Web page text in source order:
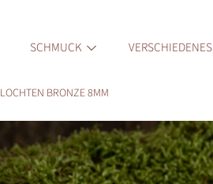
SCHMUCK VERSCHIEDENES
BRONZE 8MM
PRODUKTINFORMATIONEN